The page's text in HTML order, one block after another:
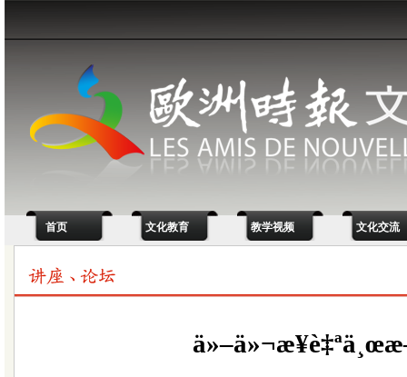
首页 文化教育 教学视频 文化交流